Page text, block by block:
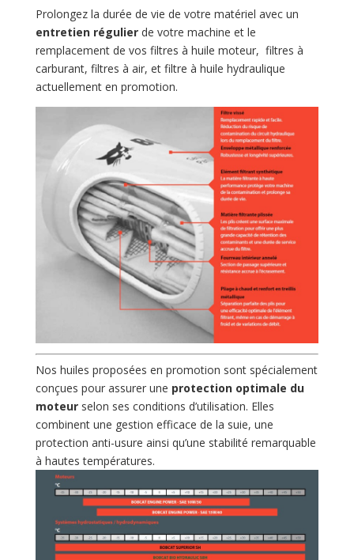
Prolongez la durée de vie de votre matériel avec un
entretien régulierde votre machine et le
remplacement de vos filtres à huile moteur, filtres à
carburant, filtres à air, et filtre à huile hydraulique
actuellement en promotion.
Nos huiles proposées en promotion sont spécialement
conçues pour assurer une protection optimale du
moteurselon ses conditions d’utilisation. Elles
combinent une gestion efficace de la suie, une
protection anti-usure ainsi qu’une stabilité remarquable
à hautes températures.